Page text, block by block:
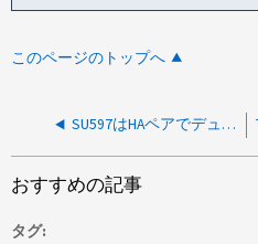
このページのトップへ
SU597はHAペアでデュアルノードパニックとシステムの停止を引き起こしますか
おすすめの記事
タグ